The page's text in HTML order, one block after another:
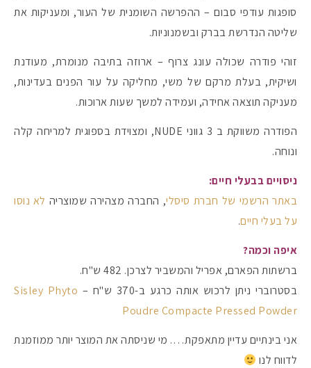
סופגות עודפי סבום – ההפרשה השומנית של העור, ומעניקות את
שליטה הנדרשת בברק ובשמנוניות.
זוהי פודרה שכולה עונג צרוף – ארוזה בתיבה מנומרת, מעודנת
ושיקית, בעלת מרקם של משי, מחליקה על עור הפנים בעדינות,
מעניקה תוצאה אחידה, ועמידה למשך שעות ארוכות.
הפודרה משווקת ב 3 גווני NUDE, ומצוידת בספוגית למריחה קלה
ונוחה.
ניסויים בבעלי חיים:
באתר הרשמי של חברת סיסלי, החברה מצהירה שמוצריה לא נוסו
על בעלי חיים.
איפה וכמה?
ברשתות הפארם, אפריל והמשביר לצרכן. 482 ש"ח.
בסטרוברי ניתן לרכוש אותה כרגע ב-370 ש"ח –
Sisley Phyto
Poudre Compacte Pressed Powder
אני בינתיים עדיין מתאפקת…. מי שניסתה את המוצר יותר ממוזמנת
לדווח לנו